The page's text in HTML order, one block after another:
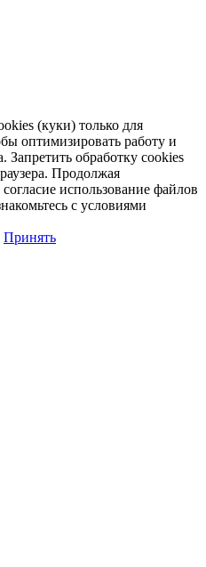
(куки) только для
оптимизировать работу и
Запретить обработку cookies
Продолжая
использование файлов
с условиями
Принять